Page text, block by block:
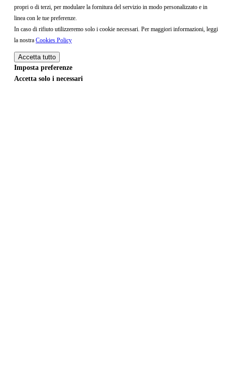
propri o di terzi, per modulare la fornitura del servizio in modo personalizzato e in
linea con le tue preferenze.
In caso di rifiuto utilizzeremo solo i cookie necessari. Per maggiori informazioni, leggi
la nostra Cookies Policy
Accetta tutto
Imposta preferenze
Accetta solo i necessari